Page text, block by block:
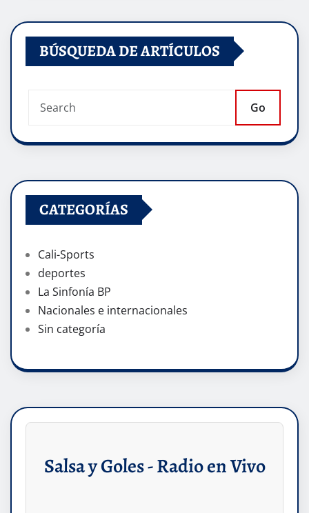
BÚSQUEDA DE ARTÍCULOS
Go
CATEGORÍAS
Cali-Sports
deportes
La Sinfonía BP
Nacionales e internacionales
Sin categoría
Salsa y Goles - Radio en Vivo